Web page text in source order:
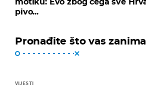
pivo...
Pronađite što vas zanima
VIJESTI